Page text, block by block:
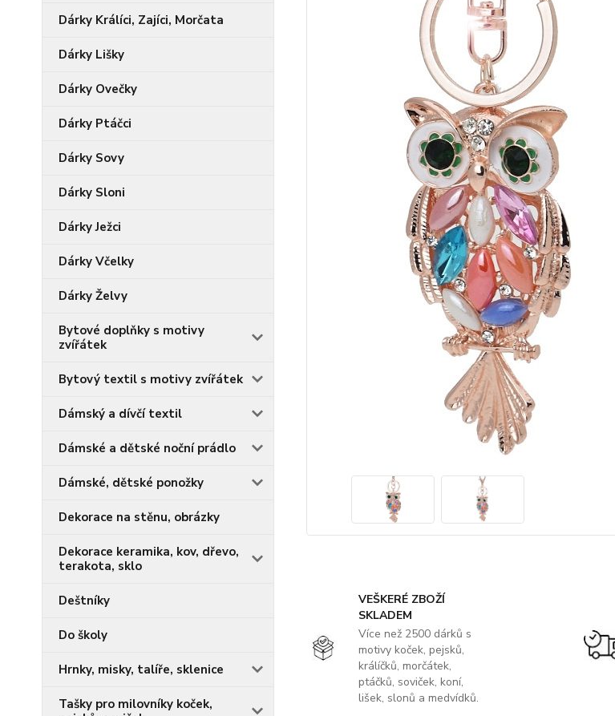
Dárky Králíci, Zajíci, Morčata
Dárky Lišky
Dárky Ovečky
Dárky Ptáčci
Dárky Sovy
Dárky Sloni
Dárky Ježci
Dárky Včelky
Dárky Želvy
Bytové doplňky s motivy
zvířátek
Bytový textil s motivy zvířátek
Dámský a dívčí textil
Dámské a dětské noční prádlo
Dámské, dětské ponožky
Dekorace na stěnu, obrázky
Dekorace keramika, kov, dřevo,
terakota, sklo
Deštníky
Do školy
Hrnky, misky, talíře, sklenice
Tašky pro milovníky koček,
VEŠKERÉ ZBOŽÍ
SKLADEM
Více než 2500 dárků s
motivy koček, pejsků,
králíčků, morčátek,
ptáčků, soviček, koní,
lišek, slonů a medvídků.